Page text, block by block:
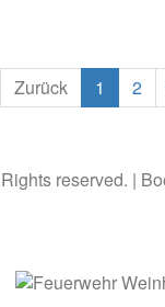
Zurück 1 2
reserved. |